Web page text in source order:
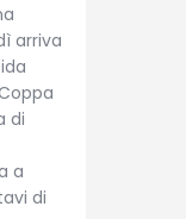
arriva
di
a
di